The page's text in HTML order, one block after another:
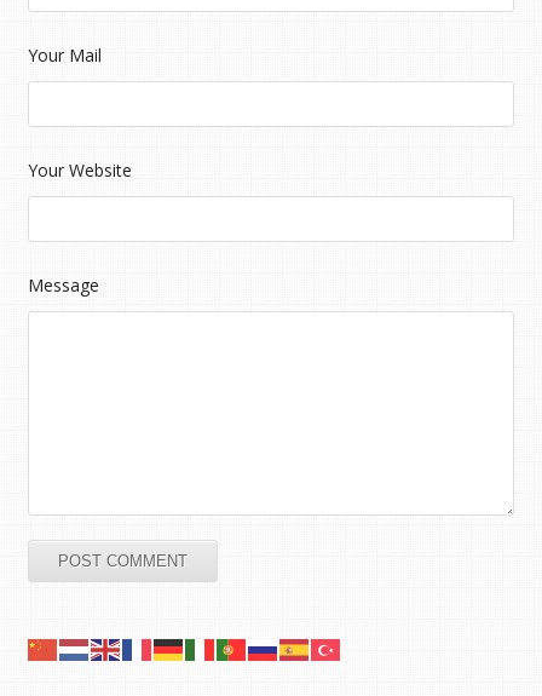
Your Mail
Your Website
Message